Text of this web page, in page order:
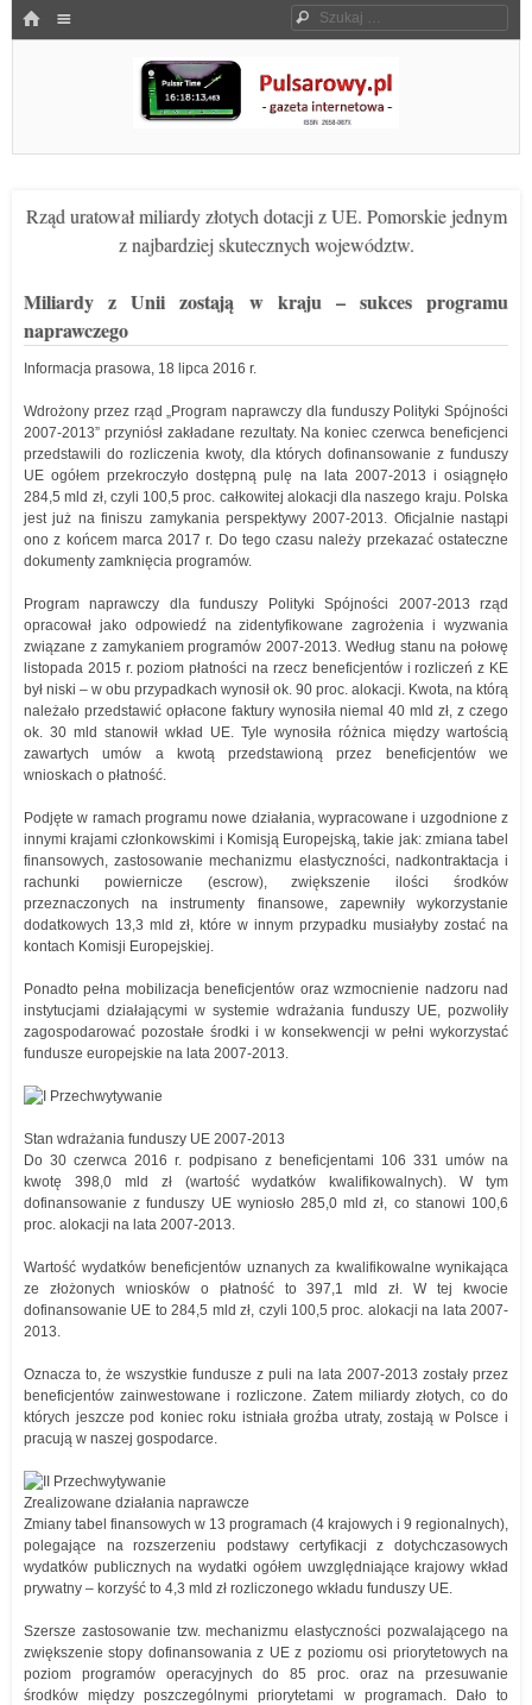
HOME Szukaj
Pulsarowy.pl
Rząd uratował miliardy złotych dotacji z UE. Pomorskie jednym
z najbardziej skutecznych województw.
Miliardy z Unii zostają w kraju – sukces programu
naprawczego
Informacja prasowa, 18 lipca 2016 r.
Wdrożony przez rząd „Program naprawczy dla funduszy Polityki Spójności
2007-2013” przyniósł zakładane rezultaty. Na koniec czerwca beneficjenci
przedstawili do rozliczenia kwoty, dla których dofinansowanie z funduszy
UE ogółem przekroczyło dostępną pulę na lata 2007-2013 i osiągnęło
284,5 mld zł, czyli 100,5 proc. całkowitej alokacji dla naszego kraju. Polska
jest już na finiszu zamykania perspektywy 2007-2013. Oficjalnie nastąpi
ono z końcem marca 2017 r. Do tego czasu należy przekazać ostateczne
dokumenty zamknięcia programów.
Program naprawczy dla funduszy Polityki Spójności 2007-2013 rząd
opracował jako odpowiedź na zidentyfikowane zagrożenia i wyzwania
związane z zamykaniem programów 2007-2013. Według stanu na połowę
listopada 2015 r. poziom płatności na rzecz beneficjentów i rozliczeń z KE
był niski – w obu przypadkach wynosił ok. 90 proc. alokacji. Kwota, na którą
należało przedstawić opłacone faktury wynosiła niemal 40 mld zł, z czego
ok. 30 mld stanowił wkład UE. Tyle wynosiła różnica między wartością
zawartych umów a kwotą przedstawioną przez beneficjentów we
wnioskach o płatność.
Podjęte w ramach programu nowe działania, wypracowane i uzgodnione z
innymi krajami członkowskimi i Komisją Europejską, takie jak: zmiana tabel
finansowych, zastosowanie mechanizmu elastyczności, nadkontraktacja i
rachunki powiernicze (escrow), zwiększenie ilości środków
przeznaczonych na instrumenty finansowe, zapewniły wykorzystanie
dodatkowych 13,3 mld zł, które w innym przypadku musiałyby zostać na
kontach Komisji Europejskiej.
Ponadto pełna mobilizacja beneficjentów oraz wzmocnienie nadzoru nad
instytucjami działającymi w systemie wdrażania funduszy UE, pozwoliły
zagospodarować pozostałe środki i w konsekwencji w pełni wykorzystać
fundusze europejskie na lata 2007-2013.
Stan wdrażania funduszy UE 2007-2013
Do 30 czerwca 2016 r. podpisano z beneficjentami 106 331 umów na
kwotę 398,0 mld zł (wartość wydatków kwalifikowalnych). W tym
dofinansowanie z funduszy UE wyniosło 285,0 mld zł, co stanowi 100,6
proc. alokacji na lata 2007-2013.
Wartość wydatków beneficjentów uznanych za kwalifikowalne wynikająca
ze złożonych wniosków o płatność to 397,1 mld zł. W tej kwocie
dofinansowanie UE to 284,5 mld zł, czyli 100,5 proc. alokacji na lata 2007-
2013.
Oznacza to, że wszystkie fundusze z puli na lata 2007-2013 zostały przez
beneficjentów zainwestowane i rozliczone. Zatem miliardy złotych, co do
których jeszcze pod koniec roku istniała groźba utraty, zostają w Polsce i
pracują w naszej gospodarce.
Zrealizowane działania naprawcze
Zmiany tabel finansowych w 13 programach (4 krajowych i 9 regionalnych),
polegające na rozszerzeniu podstawy certyfikacji z dotychczasowych
wydatków publicznych na wydatki ogółem uwzględniające krajowy wkład
prywatny – korzyść to 4,3 mld zł rozliczonego wkładu funduszy UE.
Szersze zastosowanie tzw. mechanizmu elastyczności pozwalającego na
zwiększenie stopy dofinansowania z UE z poziomu osi priorytetowych na
poziom programów operacyjnych do 85 proc. oraz na przesuwanie
środków między poszczególnymi priorytetami w programach. Dało to